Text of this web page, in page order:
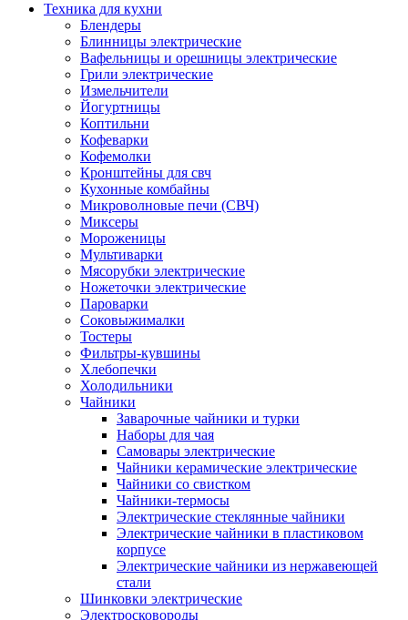
Техника для кухни
Блендеры
Блинницы электрические
Вафельницы и орешницы электрические
Грили электрические
Измельчители
Йогуртницы
Коптильни
Кофеварки
Кофемолки
Кронштейны для свч
Кухонные комбайны
Микроволновые печи (СВЧ)
Миксеры
Мороженицы
Мультиварки
Мясорубки электрические
Ножеточки электрические
Пароварки
Соковыжималки
Тостеры
Фильтры-кувшины
Хлебопечки
Холодильники
Чайники
Заварочные чайники и турки
Наборы для чая
Самовары электрические
Чайники керамические электрические
Чайники со свистком
Чайники-термосы
Электрические стеклянные чайники
Электрические чайники в пластиковом
корпусе
Электрические чайники из нержавеющей
стали
Шинковки электрические
Электросковороды